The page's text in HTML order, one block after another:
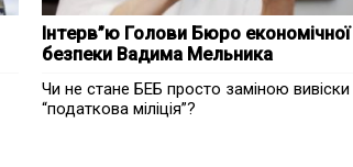
Інтерв”ю Голови Бюро економічної
безпеки Вадима Мельника
Чи не стане БЕБ просто заміною вивіски
“податкова міліція”?